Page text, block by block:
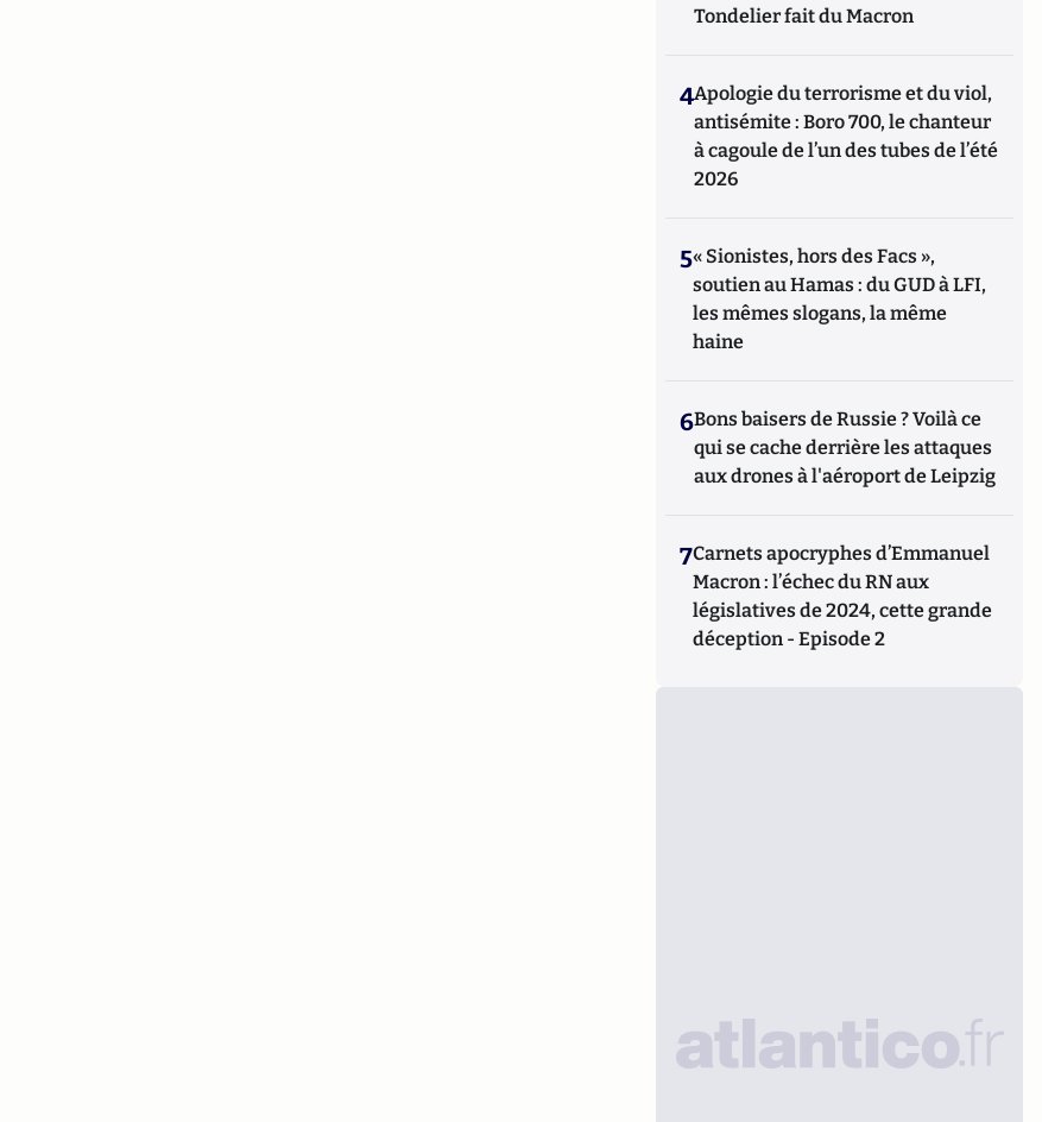
Tondelier fait du Macron
4Apologie du terrorisme et du viol,
antisémite : Boro 700, le chanteur
à cagoule de l’un des tubes de l’été
2026
5« Sionistes, hors des Facs »,
soutien au Hamas : du GUD à LFI,
les mêmes slogans, la même
haine
6Bons baisers de Russie ? Voilà ce
qui se cache derrière les attaques
aux drones à l'aéroport de Leipzig
7Carnets apocryphes d’Emmanuel
Macron : l’échec du RN aux
législatives de 2024, cette grande
déception - Episode 2